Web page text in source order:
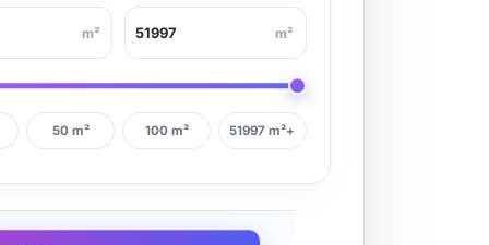
m² m²
50 m² 100 m² 51997 m²+